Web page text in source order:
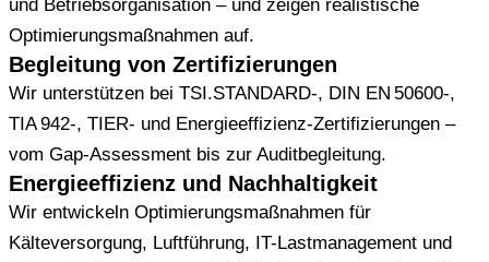
und Betriebsorganisation – und zeigen realistische
Optimierungsmaßnahmen auf.
Begleitung von Zertifizierungen
Wir unterstützen bei TSI.STANDARD-, DIN EN 50600-,
TIA 942-, TIER- und Energieeffizienz-Zertifizierungen –
vom Gap-Assessment bis zur Auditbegleitung.
Energieeffizienz und Nachhaltigkeit
Wir entwickeln Optimierungsmaßnahmen für
Kälteversorgung, Luftführung, IT-Lastmanagement und